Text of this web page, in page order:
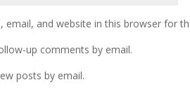
email, and website in this browser for
up comments by email.
posts by email.